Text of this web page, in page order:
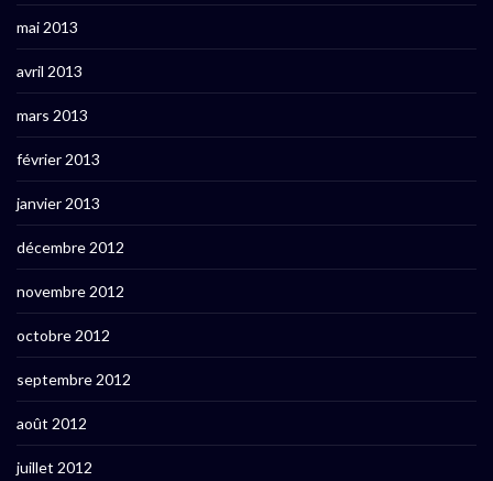
mai 2013
avril 2013
mars 2013
février 2013
janvier 2013
décembre 2012
novembre 2012
octobre 2012
septembre 2012
août 2012
juillet 2012